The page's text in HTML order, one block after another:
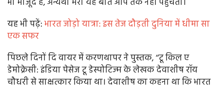
यह भी पढ़ें:भारत जोड़ो यात्रा: इस तेज दौड़ती दुनिया में धीमा सा
एक सफर
पिछले दिनों दि वायर में करणथापर ने पुस्तक, ‘‘टू किल ए
डेमोक्रेसी: इंडिया पेसेज टू डेस्पोटिज्म के लेखक देवाशीष रॉय
चौधरी से साक्षत्कार किया था। देवाशीष का कहना था कि भारत